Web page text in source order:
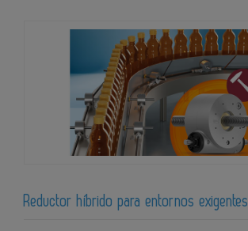
Reductor híbrido para entornos exigentes